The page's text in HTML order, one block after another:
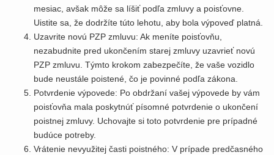
mesiac, avšak môže sa líšiť podľa zmluvy a poisťovne.
Uistite sa, že dodržíte túto lehotu, aby bola výpoveď platná.
Uzavrite novú PZP zmluvu: Ak meníte poisťovňu,
nezabudnite pred ukončením starej zmluvy uzavrieť novú
PZP zmluvu. Týmto krokom zabezpečíte, že vaše vozidlo
bude neustále poistené, čo je povinné podľa zákona.
Potvrdenie výpovede: Po obdržaní vašej výpovede by vám
poisťovňa mala poskytnúť písomné potvrdenie o ukončení
poistnej zmluvy. Uchovajte si toto potvrdenie pre prípadné
budúce potreby.
Vrátenie nevyužitej časti poistného: V prípade predčasného